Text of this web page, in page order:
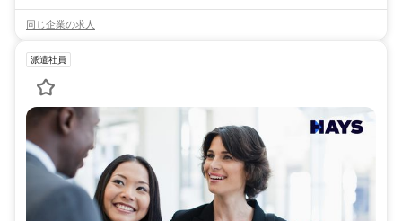
同じ企業の求人
派遣社員